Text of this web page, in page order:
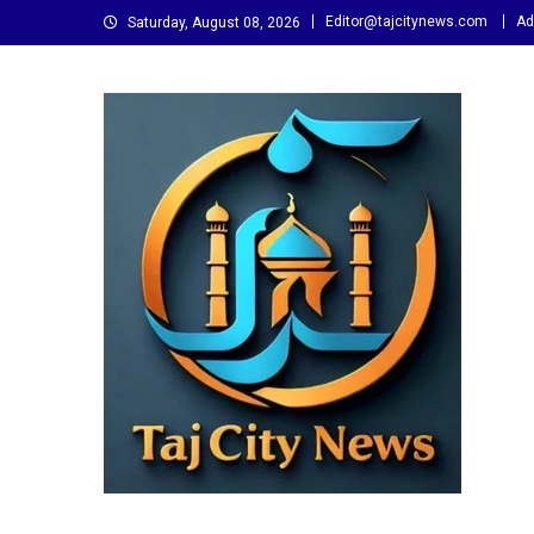
to
Saturday, August 08, 2026 Editor@tajcitynews.com